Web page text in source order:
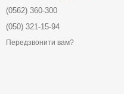
(0562) 360-300
(050) 321-15-94
Передзвонити вам?